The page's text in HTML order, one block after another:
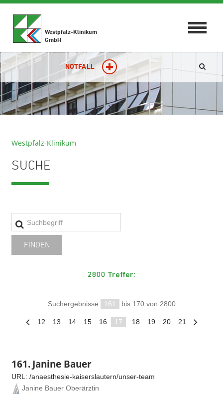
Toggle
Westpfalz-Klinikum
GmbH
NOTFALL
Westpfalz-Klinikum
SUCHE
2800 Treffer:
Suchergebnisse 161 bis 170 von 2800
12 13 14 15 16 17 18 19 20 21
161.Janine Bauer
URL: /anaesthesie-kaiserslautern/unser-team
Janine Bauer Oberärztin